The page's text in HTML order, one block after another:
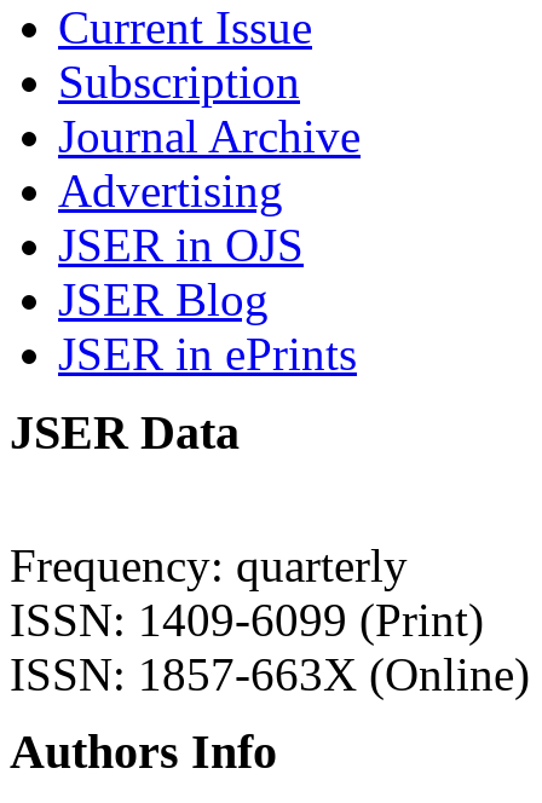
Current Issue
Subscription
Journal Archive
Advertising
JSER in OJS
JSER Blog
JSER in ePrints
JSER Data
Frequency: quarterly
ISSN: 1409-6099 (Print)
ISSN: 1857-663X (Online)
Authors Info